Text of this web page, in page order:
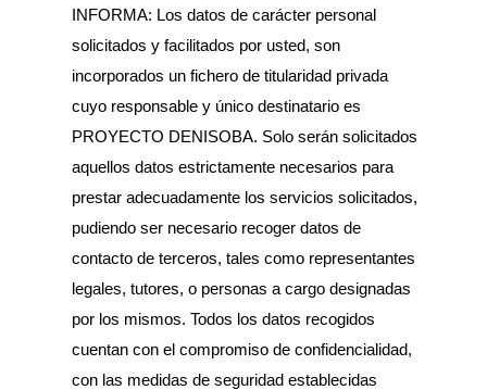
INFORMA: Los datos de carácter personal
solicitados y facilitados por usted, son
incorporados un fichero de titularidad privada
cuyo responsable y único destinatario es
PROYECTO DENISOBA. Solo serán solicitados
aquellos datos estrictamente necesarios para
prestar adecuadamente los servicios solicitados,
pudiendo ser necesario recoger datos de
contacto de terceros, tales como representantes
legales, tutores, o personas a cargo designadas
por los mismos. Todos los datos recogidos
cuentan con el compromiso de confidencialidad,
con las medidas de seguridad establecidas